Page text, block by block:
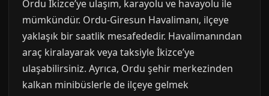
Ordu İkizce’ye ulaşım, karayolu ve havayolu ile
mümkündür. Ordu-Giresun Havalimanı, ilçeye
yaklaşık bir saatlik mesafededir. Havalimanından
araç kiralayarak veya taksiyle İkizce’ye
ulaşabilirsiniz. Ayrıca, Ordu şehir merkezinden
kalkan minibüslerle de ilçeye gelmek